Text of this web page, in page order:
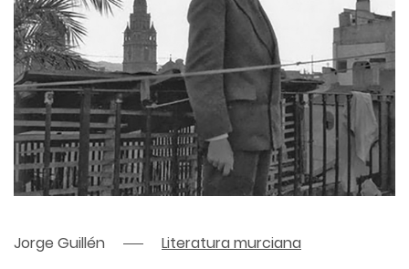
Jorge Guillén Literatura murciana